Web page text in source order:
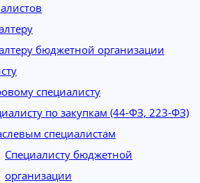
бюджетной организации
специалисту
по закупкам (44-ФЗ, 223-ФЗ)
специалистам
Специалисту бюджетной
организации